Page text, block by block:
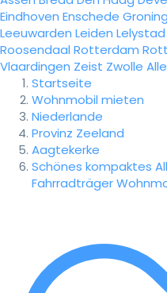
Eindhoven Enschede
Leeuwarden Leiden Lelystad
Roosendaal Rotterdam
Vlaardingen Zeist Zwolle
Startseite
Wohnmobil mieten
Niederlande
Provinz Zeeland
Aagtekerke
Schönes kompaktes
Fahrradträger